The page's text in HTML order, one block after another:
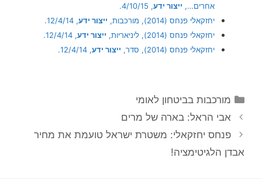
אחרים…, ייצור ידע, 4/10/15.
יחזקאלי פנחס (2014), מורכבות,
ייצור ידע, 12/4/14.
יחזקאלי פנחס (2014), ליניאריות,
ייצור ידע, 12/4/14.
יחזקאלי פנחס (2014), סדר,
ייצור ידע, 12/4/14.
קטגוריות
מורכבות בביטחון לאומי
אבי הראל: בארה של מרים
פנחס יחזקאלי: משטרת ישראל טועמת את מחיר
אבדן הלגיטימציה!